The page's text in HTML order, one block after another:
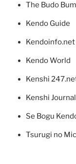
The Budo Bum
Kendo Guide
Kendoinfo.net
Kendo World
Kenshi
Kenshi Journal
Se Bogu
Tsurugi no